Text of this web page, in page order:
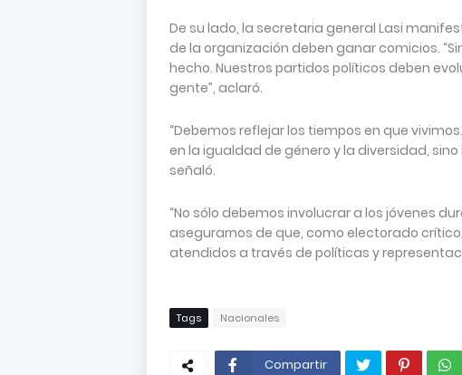
De su lado, la secretaria general Lasi
de la organización deben ganar comicios.
hecho. Nuestros partidos políticos deben
gente”, aclaró.
“Debemos reflejar los tiempos en que
en la igualdad de género y la diversidad,
señaló.
“No sólo debemos involucrar a los jóvenes
asegurarnos de que, como electorado
atendidos a través de políticas y
Tags Nacionales
Compartir